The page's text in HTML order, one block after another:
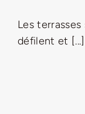
Les
défilent et [...]